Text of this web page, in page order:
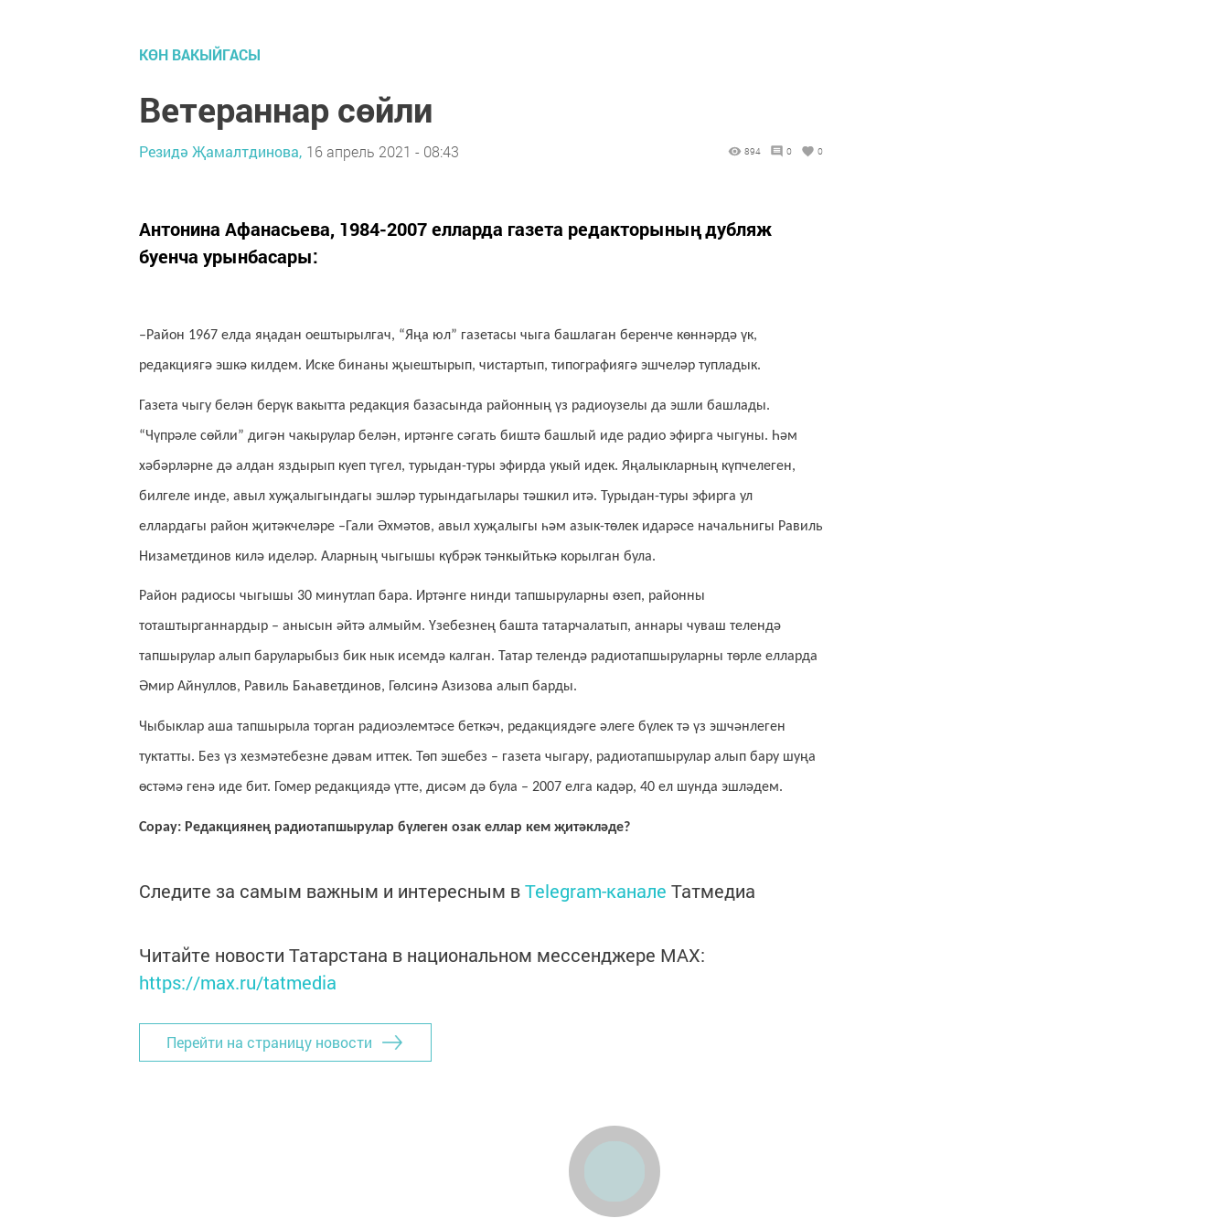
КӨН ВАКЫЙГАСЫ
Ветераннар сөйли
Резидә Җамалтдинова, 16 апрель 2021 - 08:43 894 0 0
Антонина Афанасьева, 1984-2007 елларда газета редакторының дубляж
буенча урынбасары:
–Район 1967 елда яңадан оештырылгач, “Яңа юл” газетасы чыга башлаган беренче көннәрдә үк,
редакциягә эшкә килдем. Иске бинаны җыештырып, чистартып, типографиягә эшчеләр тупладык.
Газета чыгу белән берүк вакытта редакция базасында районның үз радиоузелы да эшли башлады.
“Чүпрәле сөйли” дигән чакырулар белән, иртәнге сәгать биштә башлый иде радио эфирга чыгуны. Һәм
хәбәрләрне дә алдан яздырып куеп түгел, турыдан-туры эфирда укый идек. Яңалыкларның күпчелеген,
билгеле инде, авыл хуҗалыгындагы эшләр турындагылары тәшкил итә. Турыдан-туры эфирга ул
еллардагы район җитәкчеләре –Гали Әхмәтов, авыл хуҗалыгы һәм азык-төлек идарәсе начальнигы Равиль
Низаметдинов килә иделәр. Аларның чыгышы күбрәк тәнкыйтькә корылган була.
Район радиосы чыгышы 30 минутлап бара. Иртәнге нинди тапшыруларны өзеп, районны
тоташтырганнардыр – анысын әйтә алмыйм. Үзебезнең башта татарчалатып, аннары чуваш телендә
тапшырулар алып баруларыбыз бик нык исемдә калган. Татар телендә радиотапшыруларны төрле елларда
Әмир Айнуллов, Равиль Баһаветдинов, Гөлсинә Азизова алып барды.
Чыбыклар аша тапшырыла торган радиоэлемтәсе беткәч, редакциядәге әлеге бүлек тә үз эшчәнлеген
туктатты. Без үз хезмәтебезне дәвам иттек. Төп эшебез – газета чыгару, радиотапшырулар алып бару шуңа
өстәмә генә иде бит. Гомер редакциядә үтте, дисәм дә була – 2007 елга кадәр, 40 ел шунда эшләдем.
Сорау: Редакциянең радиотапшырулар бүлеген озак еллар кем җитәкләде?
Следите за самым важным и интересным вTelegram-канале Татмедиа
Читайте новости Татарстана в национальном мессенджере MАХ:
https://max.ru/tatmedia
Перейти на страницу новости